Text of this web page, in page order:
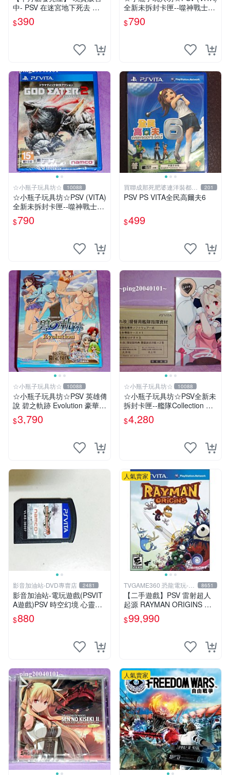
中- PSV 在迷宮地下死去 亞
版 日文版 ※迷Q地下去死團※
$390
全新未拆封卡匣--噬神戰士2
《噬神者2》(日版)
$790
☆小瓶子玩具坊☆ 10088
☆小瓶子玩具坊☆PSV (VITA)
全新未拆封卡匣--噬神戰士2
《噬神者2》
$790
買聯成那死肥婆連洋裝都要
穿XL號
201
PSV PS VITA全民高爾夫6
$499
☆小瓶子玩具坊☆ 10088
☆小瓶子玩具坊☆PSV 英雄傳
說 碧之軌跡 Evolution 豪華限
定版 CHANA-ANI 限定BOX
(日版)
$3,790
☆小瓶子玩具坊☆ 10088
☆小瓶子玩具坊☆PSV全新未
拆封卡匣--艦隊Collection 改
《艦隊收藏 改》限定版 (日
版) +特典--資料夾
$4,280
影音加油站-DVD專賣店 2481
影音加油站-電玩遊戲(PSVIT
A遊戲)PSV 時空幻境 心靈傳
奇 R 日版/直購價880元/下標
就賣
$880
人氣賣家
TVGAME360 恐龍電玩-台
中店
8651
【二手遊戲】PSV 雷射超人
起源 RAYMAN ORIGINS 英
文版【台中恐龍電玩】
$99,990
人氣賣家